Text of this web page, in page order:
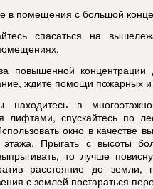
в помещения с большой
спасаться на вышеле
повышенной
ждите помощи пожарных и
в
лифтами, спускайтесь по
окно в качестве
Прыгать с высоты
то лучше
расстояние до земли,
с землей постараться